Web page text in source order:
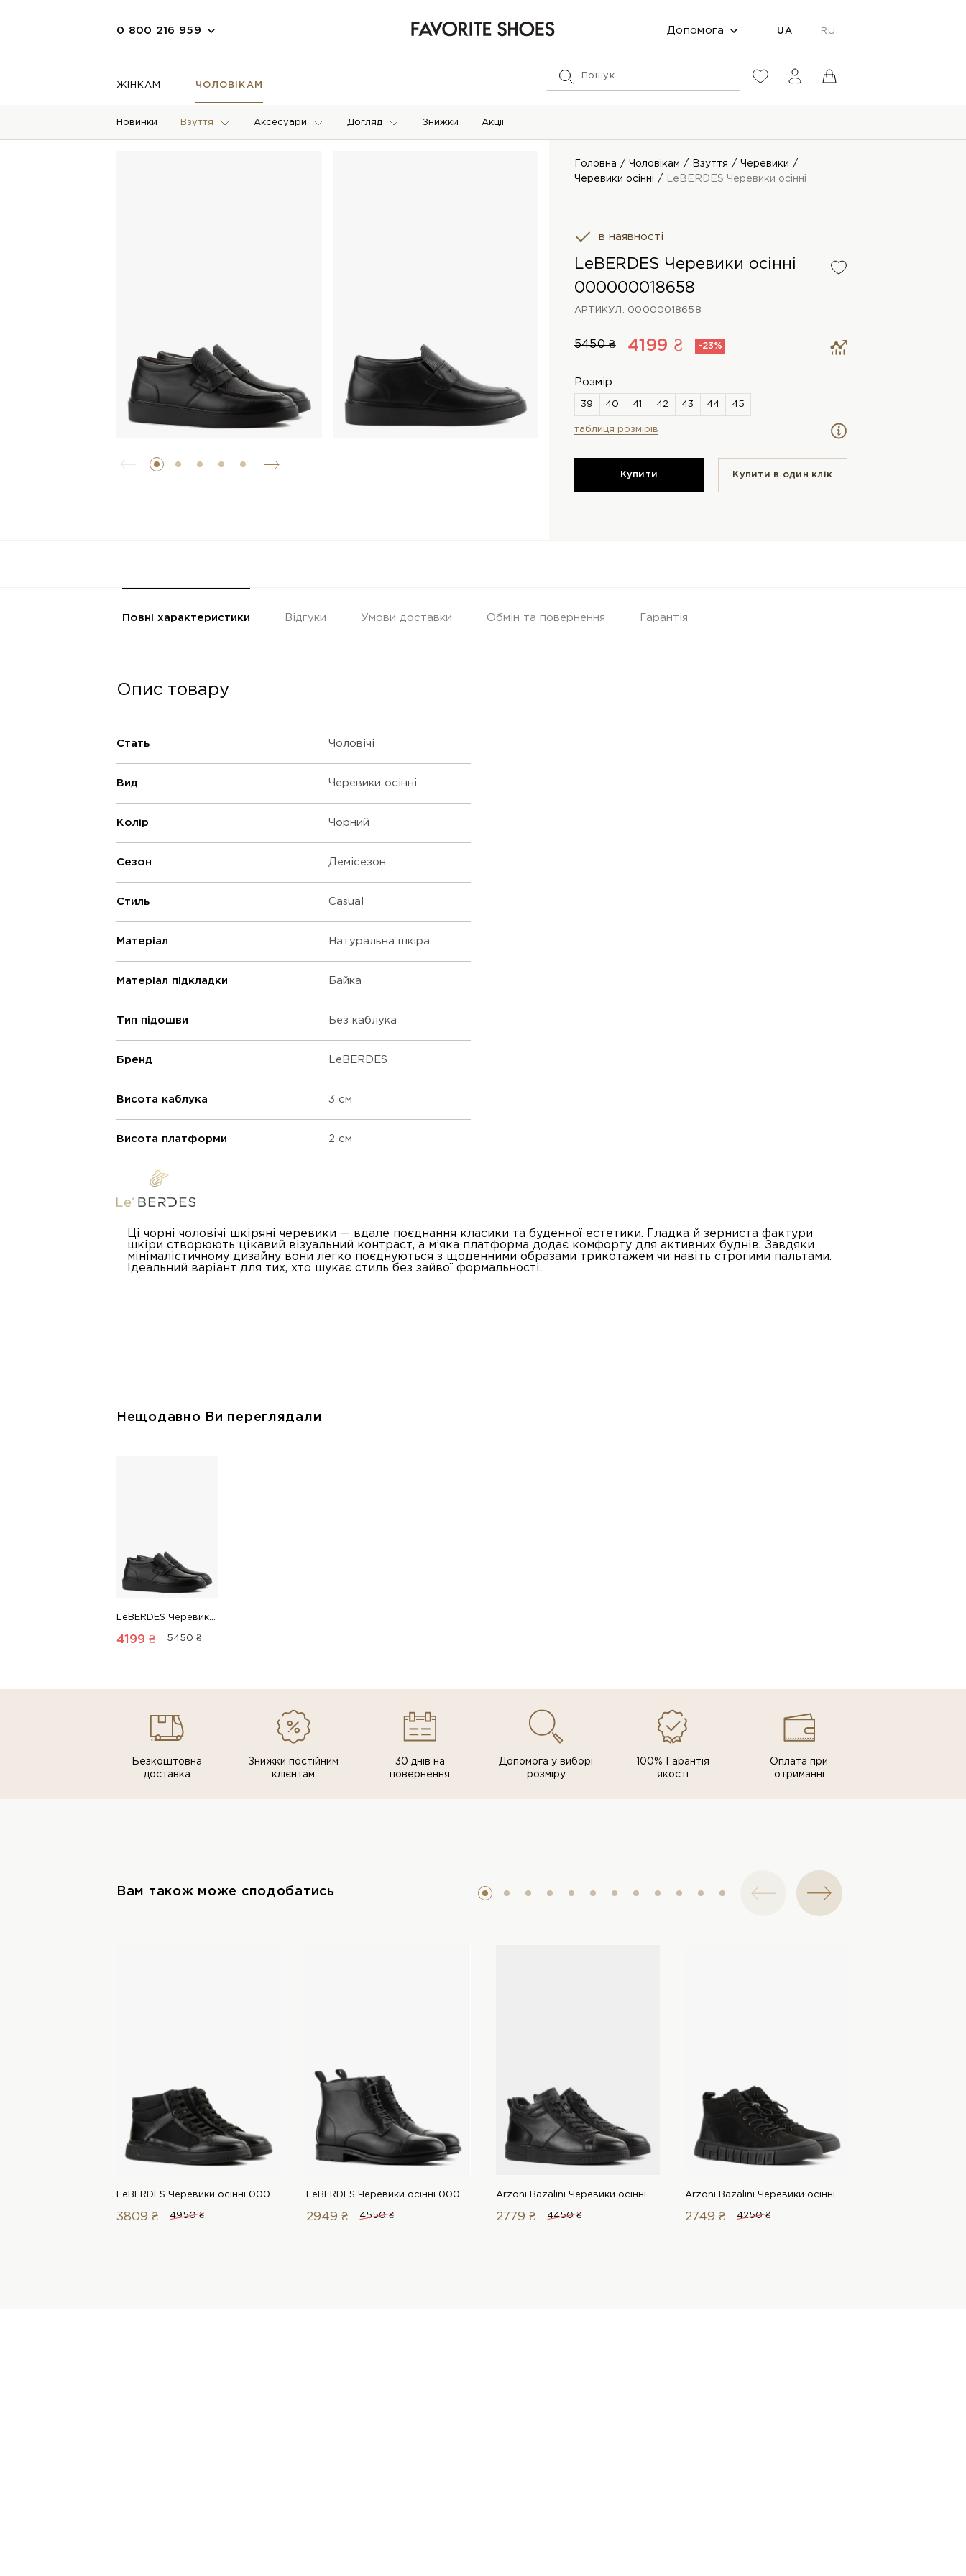
0 800 216 959 Допомога UA RU
ЖІНКАМ ЧОЛОВІКАМ
Новинки Взуття Аксесуари Догляд Знижки Акції
Головна Чоловікам Взуття
Черевики
Черевики осінні
LeBERDES Черевики осінні
в наявності
LeBERDES Черевики осінні
000000018658
АРТИКУЛ: 00000018658
5450 ₴ 4199 ₴ -23%
Розмір
таблиця розмірів
Купити Купити в один клiк
Повні характеристики Відгуки Умови доставки Обмін та повернення Гарантія
Опис товару
Стать Чоловічі
Вид Черевики осінні
Колір Чорний
Сезон Демісезон
Стиль Casual
Матеріал Натуральна шкіра
Матеріал підкладки Байка
Тип підошви Без каблука
Бренд LeBERDES
Висота каблука 3 см
Висота платформи 2 см
Ці чорні чоловічі шкіряні черевики — вдале поєднання класики та буденної естетики. Гладка й зерниста фактури
шкіри створюють цікавий візуальний контраст, а м’яка платформа додає комфорту для активних буднів. Завдяки
мінімалістичному дизайну вони легко поєднуються з щоденними образами трикотажем чи навіть строгими пальтами.
Ідеальний варіант для тих, хто шукає стиль без зайвої формальності.
Нещодавно Ви переглядали
4199 ₴ 5450 ₴
Безкоштовна
доставка
Знижки постiйним
клiєнтам
30 днів на
повернення
Допомога у виборі
розміру
100% Гарантія
якості
Оплата при
отриманні
Вам також може сподобатись
3809 ₴ 4950 ₴ 2949 ₴ 4550 ₴ 2779 ₴ 4450 ₴ 2749 ₴ 4250 ₴